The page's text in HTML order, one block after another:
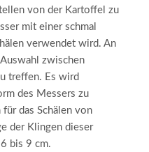
von der Kartoffel zu
mit einer schmal
verwendet wird. An
zwischen
treffen. Es wird
des Messers zu
das Schälen von
der Klingen dieser
bis 9 cm.